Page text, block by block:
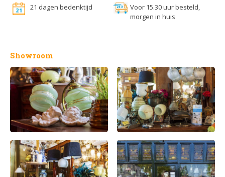
21 dagen bedenktijd
Voor 15.30 uur besteld,
morgen in huis
Showroom